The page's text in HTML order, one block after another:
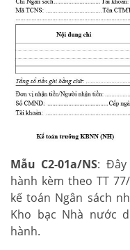
Mẫu C2-01a/NS: Đây
hành kèm theo TT
kế toán Ngân sách
Kho bạc Nhà nước
hành.